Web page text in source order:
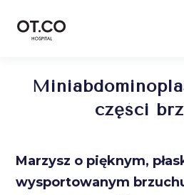
części
Marzysz o pięknym,
wysportowanym